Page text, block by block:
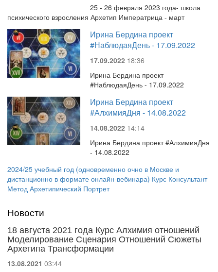
25 - 26 февраля 2023 года- школа
психического взросления Архетип Императрица - март
Ирина Бердина проект
#НаблюдаяДень - 17.09.2022
17.09.2022 18:36
Ирина Бердина проект
#НаблюдаяДень - 17.09.2022
Ирина Бердина проект
#АлхимияДня - 14.08.2022
14.08.2022 14:14
Ирина Бердина проект #АлхимияДня
- 14.08.2022
2024/25 учебный год (одновременно очно в Москве и
дистанционно в формате онлайн-вебинара) Курс Консультант
Метод Архетипический Портрет
Новости
18 августа 2021 года Курс Алхимия отношений
Моделирование Сценария Отношений Сюжеты
Архетипа Трансформации
13.08.2021 03:44